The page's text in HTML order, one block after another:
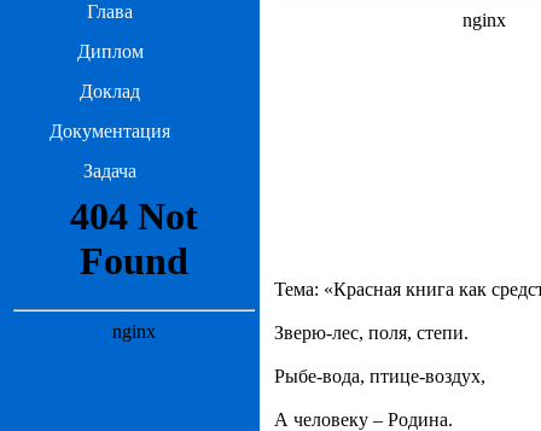
Глава
Диплом
Доклад
Документация
Задача
Тема: «Красная книга как
Зверю-лес, поля, степи.
Рыбе-вода, птице-воздух,
А человеку – Родина.